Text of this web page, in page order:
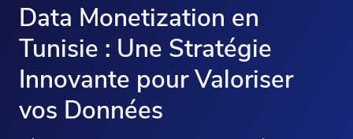
Data Monetization en
Tunisie : Une Stratégie
Innovante pour Valoriser
vos Données